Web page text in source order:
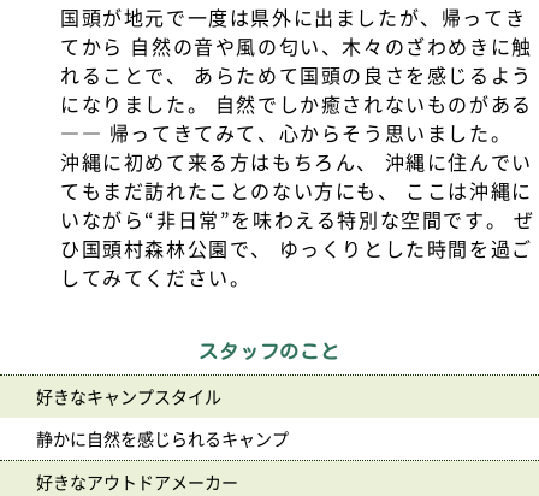
国頭が地元で一度は県外に出ましたが、帰ってき
てから 自然の音や風の匂い、木々のざわめきに触
れることで、 あらためて国頭の良さを感じるよう
になりました。 自然でしか癒されないものがある
―― 帰ってきてみて、心からそう思いました。
沖縄に初めて来る方はもちろん、 沖縄に住んでい
てもまだ訪れたことのない方にも、 ここは沖縄に
いながら“非日常”を味わえる特別な空間です。 ぜ
ひ国頭村森林公園で、 ゆっくりとした時間を過ご
してみてください。
スタッフのこと
好きなキャンプスタイル
静かに自然を感じられるキャンプ
好きなアウトドアメーカー